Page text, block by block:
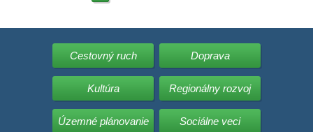
Cestovný ruch Doprava
Kultúra Regionálny rozvoj
Územné plánovanie Sociálne veci